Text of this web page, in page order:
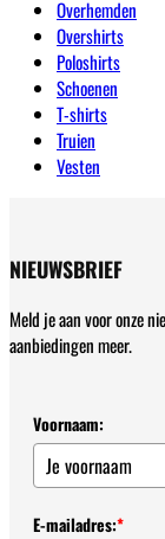
Overhemden
Overshirts
Poloshirts
Schoenen
T-shirts
Truien
Vesten
NIEUWSBRIEF
Meld je aan voor onze
aanbiedingen meer.
Voornaam:
E-mailadres:*